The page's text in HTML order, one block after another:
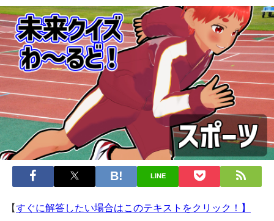
LINE
【すぐに解答したい場合はこのテキストをクリック！】